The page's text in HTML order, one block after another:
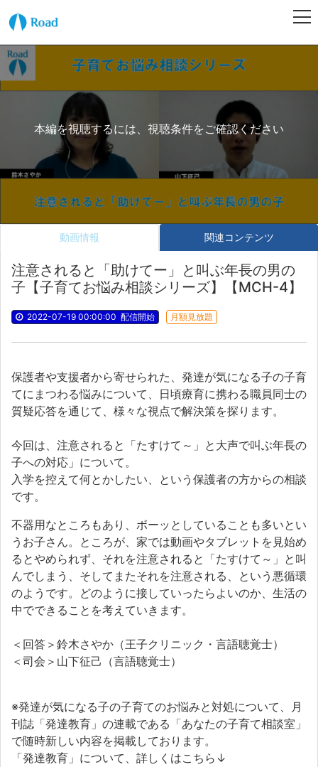
本編を視聴するには、視聴条件をご確認ください
動画情報 関連コンテンツ
注意されると「助けてー」と叫ぶ年長の男の
子【子育てお悩み相談シリーズ】【MCH-4】
2022-07-19 00:00:00 配信開始 月額見放題
保護者や支援者から寄せられた、発達が気になる子の子育
てにまつわる悩みについて、日頃療育に携わる職員同士の
質疑応答を通じて、様々な視点で解決策を探ります。
今回は、注意されると「たすけて～」と大声で叫ぶ年長の
子への対応」について。
入学を控えて何とかしたい、という保護者の方からの相談
です。
不器用なところもあり、ボーッとしていることも多いとい
うお子さん。ところが、家では動画やタブレットを見始め
るとやめられず、それを注意されると「たすけて～」と叫
んでしまう、そしてまたそれを注意される、という悪循環
のようです。どのように接していったらよいのか、生活の
中でできることを考えていきます。
＜回答＞鈴木さやか（王子クリニック・言語聴覚士）
＜司会＞山下征己（言語聴覚士）
※発達が気になる子の子育てのお悩みと対処について、月
刊誌「発達教育」の連載である「あなたの子育て相談室」
で随時新しい内容を掲載しております。
「発達教育」について、詳しくはこちら↓